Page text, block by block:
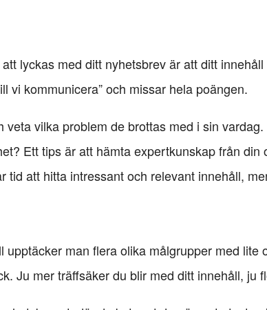
lyckas med ditt nyhetsbrev är att ditt
vi kommunicera” och missar hela poängen.
vilka problem de brottas med i sin
Ett tips är att hämta expertkunskap från
tid att hitta intressant och relevant innehåll,
man flera olika målgrupper med lite
Ju mer träffsäker du blir med ditt innehåll, ju